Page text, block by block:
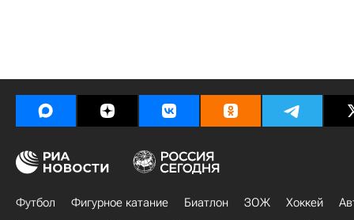
Футбол Фигурное катание Биатлон ЗОЖ Хоккей